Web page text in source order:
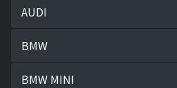
AUDI
BMW
BMW MINI